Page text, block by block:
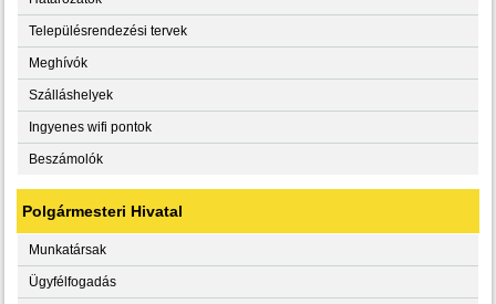
Településrendezési tervek
Meghívók
Szálláshelyek
Ingyenes wifi pontok
Beszámolók
Polgármesteri Hivatal
Munkatársak
Ügyfélfogadás